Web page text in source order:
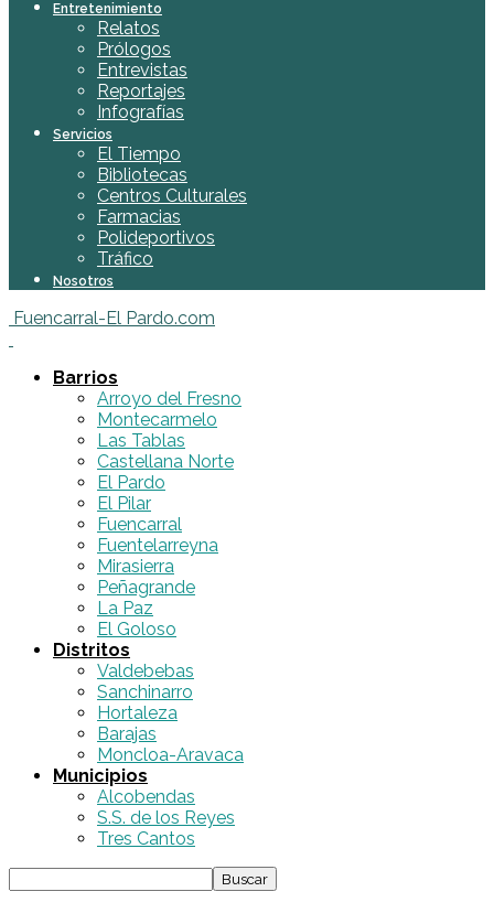
Entretenimiento
Relatos
Prólogos
Entrevistas
Reportajes
Infografías
Servicios
El Tiempo
Bibliotecas
Centros Culturales
Farmacias
Polideportivos
Tráfico
Nosotros
Fuencarral-El Pardo.com
Barrios
Arroyo del Fresno
Montecarmelo
Las Tablas
Castellana Norte
El Pardo
El Pilar
Fuencarral
Fuentelarreyna
Mirasierra
Peñagrande
La Paz
El Goloso
Distritos
Valdebebas
Sanchinarro
Hortaleza
Barajas
Moncloa-Aravaca
Municipios
Alcobendas
S.S. de los Reyes
Tres Cantos